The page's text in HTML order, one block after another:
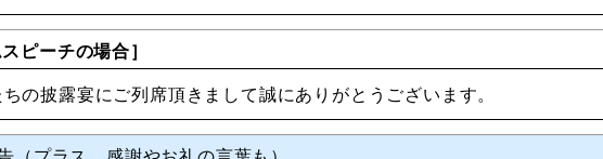
ピーチの場合］
の披露宴にご列席頂きまして誠にありがとうございます。